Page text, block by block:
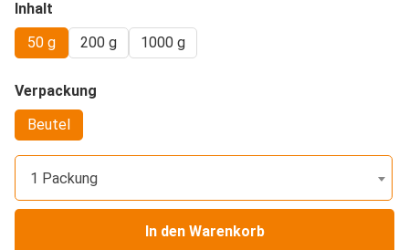
Inhalt
50 g
200 g 1000 g
Verpackung
Beutel
1 Packung
In den Warenkorb